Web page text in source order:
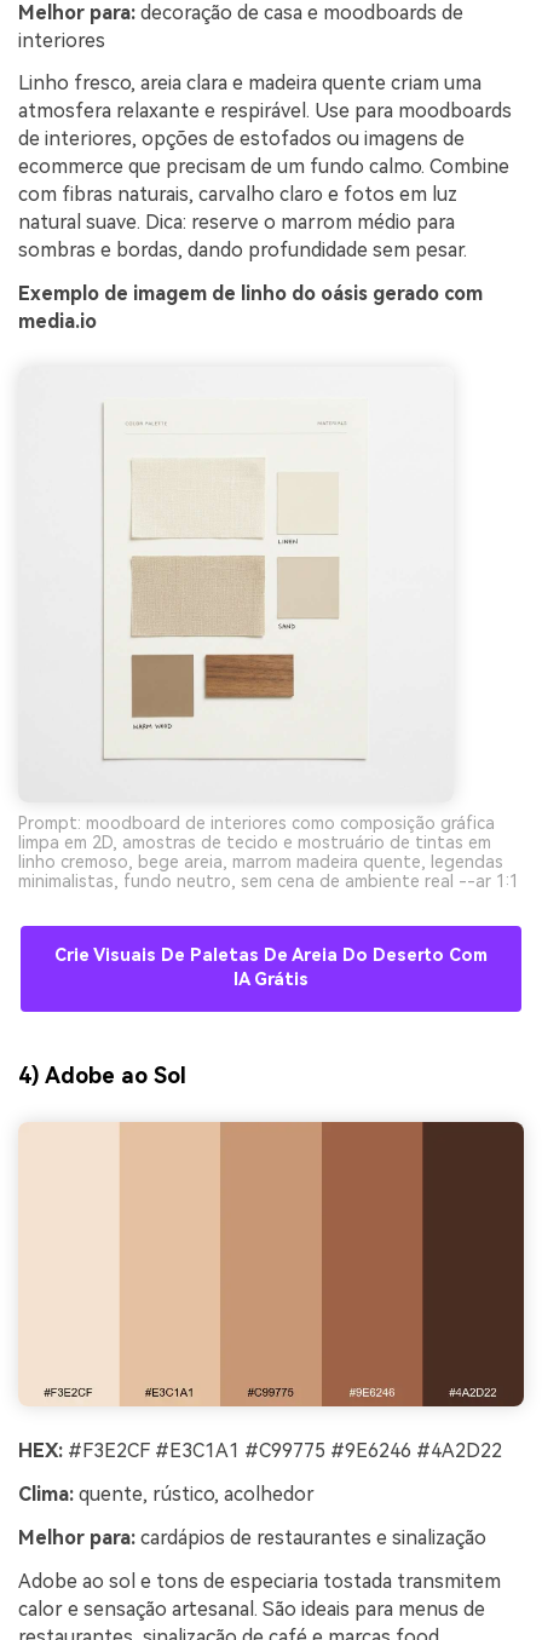
Melhor para: decoração de casa e moodboards de
interiores
Linho fresco, areia clara e madeira quente criam uma
atmosfera relaxante e respirável. Use para moodboards
de interiores, opções de estofados ou imagens de
ecommerce que precisam de um fundo calmo. Combine
com fibras naturais, carvalho claro e fotos em luz
natural suave. Dica: reserve o marrom médio para
sombras e bordas, dando profundidade sem pesar.
Exemplo de imagem de linho do oásis gerado com
media.io
Prompt: moodboard de interiores como composição gráfica
limpa em 2D, amostras de tecido e mostruário de tintas em
linho cremoso, bege areia, marrom madeira quente, legendas
minimalistas, fundo neutro, sem cena de ambiente real --ar 1:1
Crie Visuais De Paletas De Areia Do Deserto Com
IA Grátis
4) Adobe ao Sol
HEX: #F3E2CF #E3C1A1 #C99775 #9E6246 #4A2D22
Clima: quente, rústico, acolhedor
Melhor para: cardápios de restaurantes e sinalização
Adobe ao sol e tons de especiaria tostada transmitem
calor e sensação artesanal. São ideais para menus de